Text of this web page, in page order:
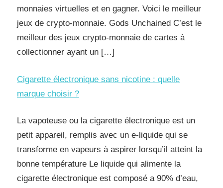
monnaies virtuelles et en gagner. Voici le meilleur
jeux de crypto-monnaie. Gods Unchained C’est le
meilleur des jeux crypto-monnaie de cartes à
collectionner ayant un […]
Cigarette électronique sans nicotine : quelle
marque choisir ?
La vapoteuse ou la cigarette électronique est un
petit appareil, remplis avec un e-liquide qui se
transforme en vapeurs à aspirer lorsqu’il atteint la
bonne température Le liquide qui alimente la
cigarette électronique est composé a 90% d’eau,